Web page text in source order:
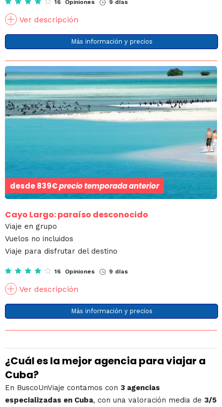
16 Opiniones 9 días
Ver descripción
Más información y precios
desde839€precio temporada anterior
Cayo Largo: paraíso desconocido
Viaje en grupo
Vuelos no incluidos
Viaje para disfrutar del destino
16 Opiniones 9 días
Ver descripción
Más información y precios
¿Cuál es la mejor agencia para viajar a
Cuba?
En BuscoUnViaje contamos con 3 agencias
especializadas en Cuba, con una valoración media de 3/5